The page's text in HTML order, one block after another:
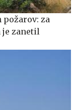
za
zanetil